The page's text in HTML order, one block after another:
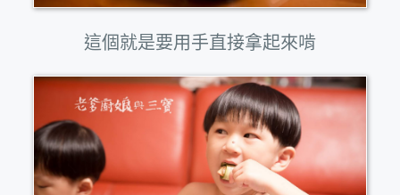
這個就是要用手直接拿起來啃